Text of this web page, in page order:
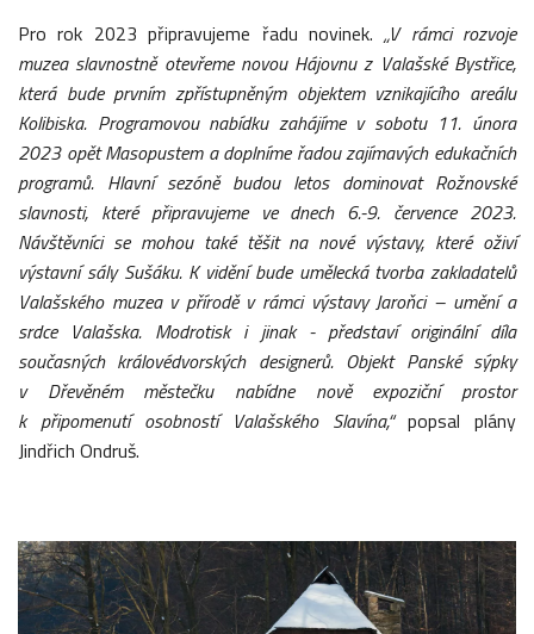
Pro rok 2023 připravujeme řadu novinek.„V rámci rozvoje
muzea slavnostně otevřeme novou Hájovnu z Valašské Bystřice,
která bude prvním zpřístupněným objektem vznikajícího areálu
Kolibiska. Programovou nabídku zahájíme v sobotu 11. února
2023 opět Masopustem a doplníme řadou zajímavých edukačních
programů. Hlavní sezóně budou letos dominovat Rožnovské
slavnosti, které připravujeme ve dnech 6.-9. července 2023.
Návštěvníci se mohou také těšit na nové výstavy, které oživí
výstavní sály Sušáku. K vidění bude umělecká tvorba zakladatelů
Valašského muzea v přírodě v rámci výstavy Jaroňci – umění a
srdce Valašska. Modrotisk i jinak - představí originální díla
současných královédvorských designerů. Objekt Panské sýpky
v Dřevěném městečku nabídne nově expoziční prostor
k připomenutí osobností Valašského Slavína,“ popsal plány
Jindřich Ondruš.